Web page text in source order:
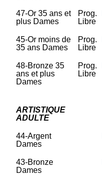
47-Or 35 ans et
plus Dames
Prog.
Libre
45-Or moins de
35 ans Dames
Prog.
Libre
48-Bronze 35
ans et plus
Dames
Prog.
Libre
ARTISTIQUE
ADULTE
44-Argent
Dames
43-Bronze
Dames